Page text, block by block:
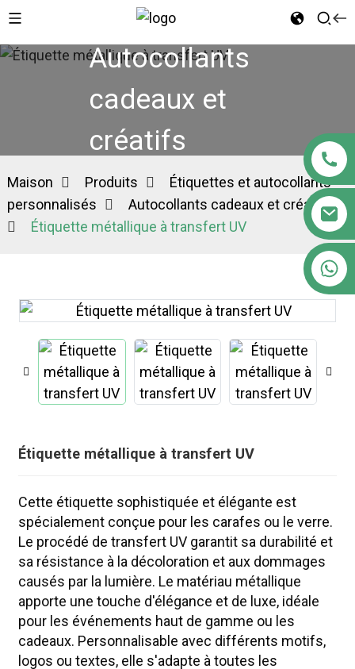
Autocollants
cadeaux et
créatifs
Maison Produits
Étiquettes et autocollants
personnalisés
Autocollants cadeaux et créatifs
Étiquette métallique à transfert UV
Étiquette métallique à transfert UV
Cette étiquette sophistiquée et élégante est
spécialement conçue pour les carafes ou le verre.
Le procédé de transfert UV garantit sa durabilité et
sa résistance à la décoloration et aux dommages
causés par la lumière. Le matériau métallique
apporte une touche d'élégance et de luxe, idéale
pour les événements haut de gamme ou les
cadeaux. Personnalisable avec différents motifs,
logos ou textes, elle s'adapte à toutes les